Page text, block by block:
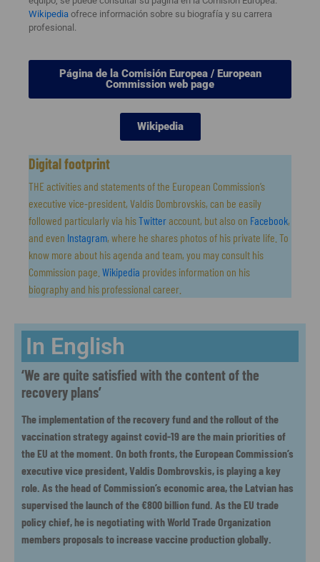
Wikipedia ofrece información sobre su biografía y su carrera
profesional.
Página de la Comisión Europea / European
Commission web page
Wikipedia
Digital footprint
THE activities and statements of the European Commission’s
executive vice-president, Valdis Dombrovskis, can be easily
followed particularly via hisTwitteraccount, but also on Facebook,
and even Instagram, where he shares photos of his private life. To
know more about his agenda and team, you may consult his
Commission page. Wikipedia provides information on his
biography and his professional career.
In English
‘We are quite satisfied with the content of the
recovery plans’
The implementation of the recovery fund and the rollout of the
vaccination strategy against covid-19 are the main priorities of
the EU at the moment. On both fronts, the European Commission’s
executive vice president, Valdis Dombrovskis, is playing a key
role. As the head of Commission’s economic area, the Latvian has
supervised the launch of the €800 billion fund. As the EU trade
policy chief, he is negotiating with World Trade Organization
members proposals to increase vaccine production globally.